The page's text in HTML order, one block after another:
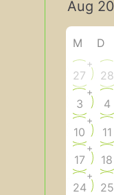
v
M D
27
+
28
3
+
4
10
+
11
17
+
18
24
+
25